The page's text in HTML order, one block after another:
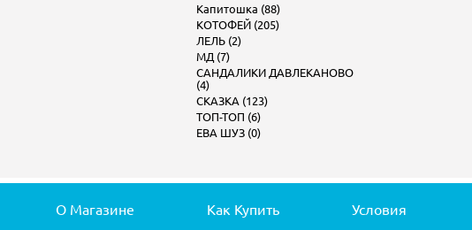
Капитошка (88)
КОТОФЕЙ (205)
ЛЕЛЬ (2)
МД (7)
САНДАЛИКИ ДАВЛЕКАНОВО
(4)
СКАЗКА (123)
ТОП-ТОП (6)
ЕВА ШУЗ (0)
О Магазине Как Купить Условия